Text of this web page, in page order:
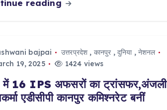
reading
bajpai उत्तरप्रदेश , कानपुर , दुनिया, नेशनल
19, 2025
1424 views
में 16 IPS अफसरों का ट्रांसफर,अंजली
एडीसीपी कानपुर कमिश्नरेट बनीं